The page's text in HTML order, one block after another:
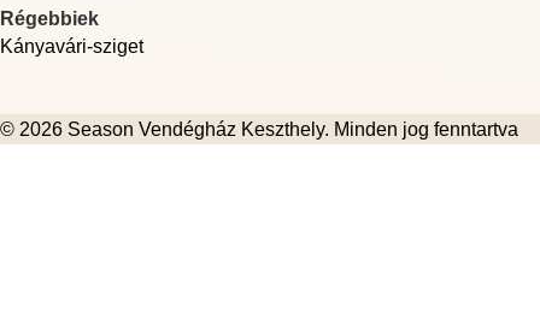
Régebbiek
Kányavári-sziget
© 2026 Season Vendégház Keszthely. Minden jog fenntartva